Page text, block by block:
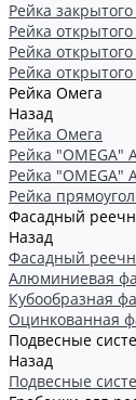
Рейка
Рейка
Рейка
Рейка
Рейка Омега
Назад
Рейка Омега
Рейка "OMEGA"
Рейка "OMEGA"
Рейка
Фасадный
Назад
Фасадный
Алюминиевая
Кубообразная
Оцинкованная
Подвесные
Назад
Подвесные